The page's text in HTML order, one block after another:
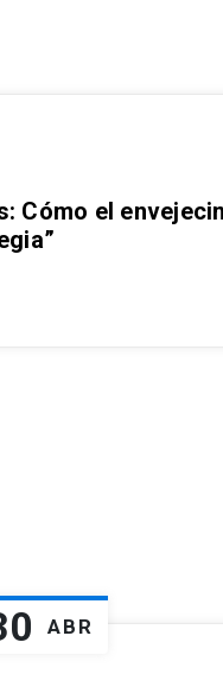
Cómo el
ABR